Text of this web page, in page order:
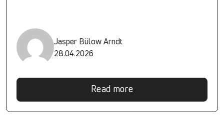
Jasper Bülow Arndt
28.04.2026
Read more